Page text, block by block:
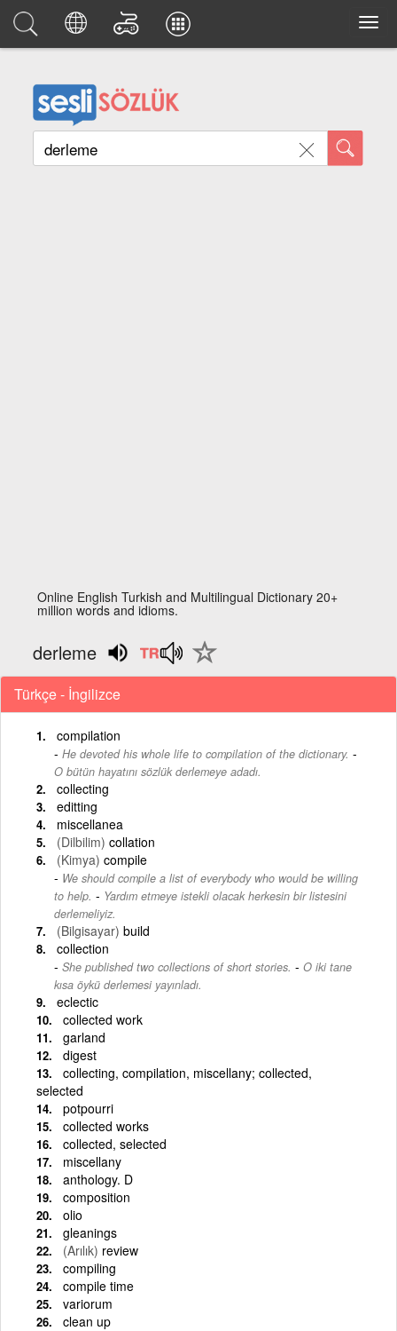
Online English Turkish and Multilingual Dictionary 20+
million words and idioms.
derleme
Türkçe - İngilizce
compilation
He devoted his whole life to compilation of the dictionary. -
O bütün hayatını sözlük derlemeye adadı.
collecting
editting
miscellanea
(Dilbilim) collation
(Kimya) compile
We should compile a list of everybody who would be willing
to help. - Yardım etmeye istekli olacak herkesin bir listesini
derlemeliyiz.
(Bilgisayar) build
collection
She published two collections of short stories. - O iki tane
kısa öykü derlemesi yayınladı.
eclectic
collected work
garland
digest
collecting, compilation, miscellany; collected,
selected
potpourri
collected works
collected, selected
miscellany
anthology. D
composition
olio
gleanings
(Arılık) review
compiling
compile time
variorum
clean up